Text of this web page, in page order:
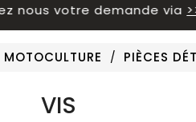
votre demande via >>
PIÈCES
VIS